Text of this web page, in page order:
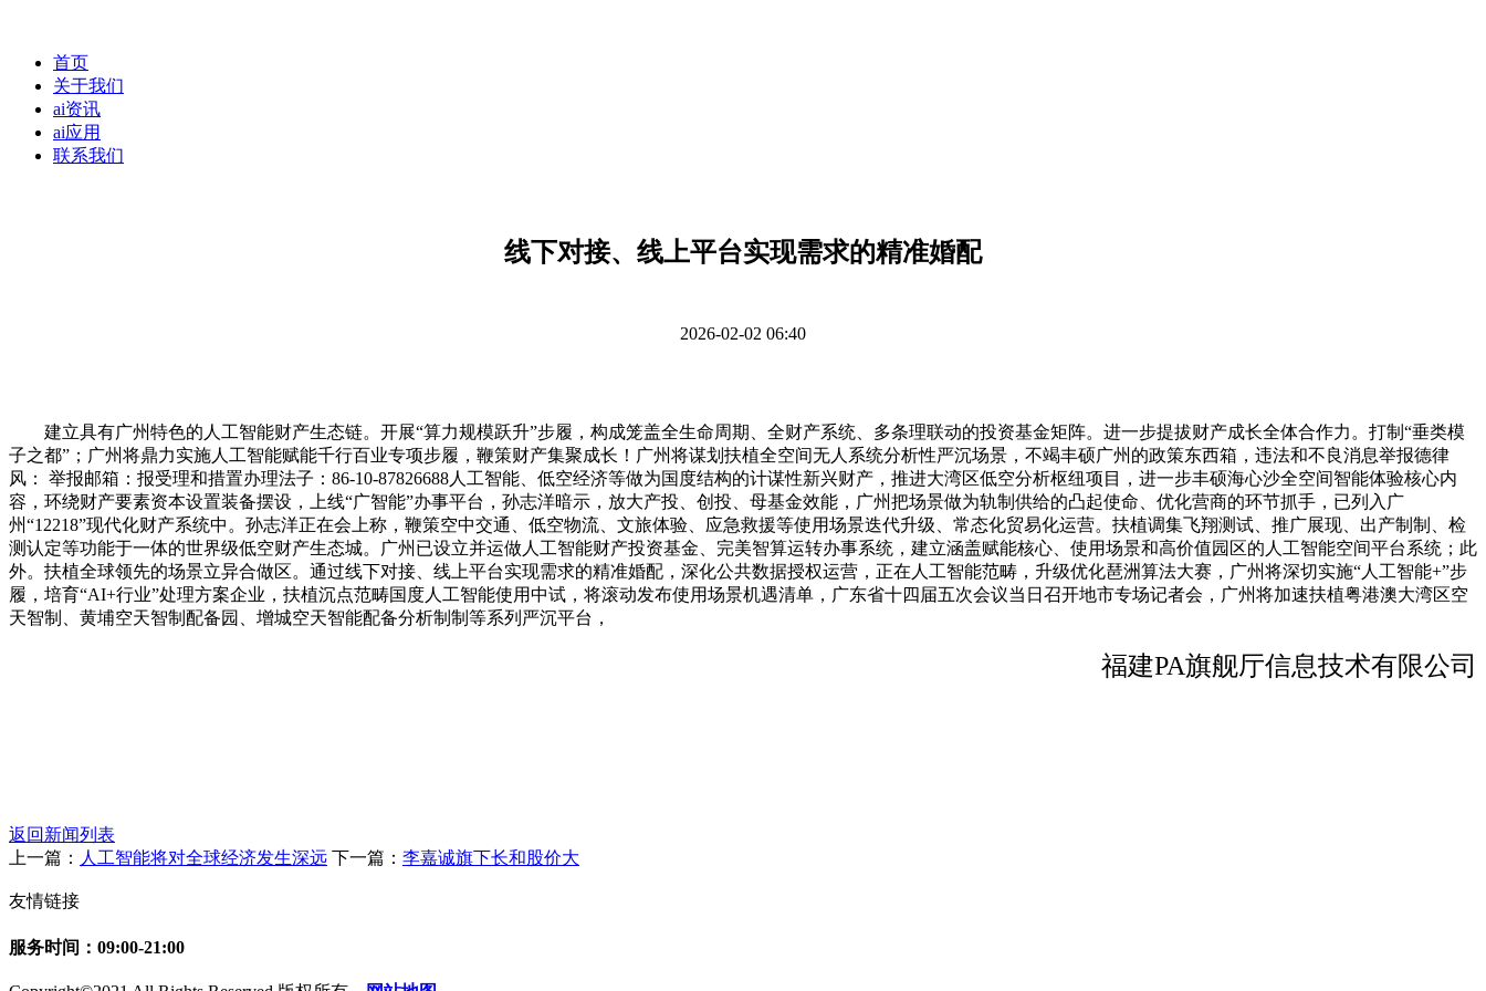
首页
关于我们
ai资讯
ai应用
联系我们
线下对接、线上平台实现需求的精准婚配
2026-02-02 06:40
建立具有广州特色的人工智能财产生态链。开展“算力规模跃升”步履，构成笼盖全生命周期、全财产系统、多条理联动的投资基金矩阵。进一步提拔财产成长全体合作力。打制“垂类模
子之都”；广州将鼎力实施人工智能赋能千行百业专项步履，鞭策财产集聚成长！广州将谋划扶植全空间无人系统分析性严沉场景，不竭丰硕广州的政策东西箱，违法和不良消息举报德律
风： 举报邮箱：报受理和措置办理法子：86-10-87826688人工智能、低空经济等做为国度结构的计谋性新兴财产，推进大湾区低空分析枢纽项目，进一步丰硕海心沙全空间智能体验核心内
容，环绕财产要素资本设置装备摆设，上线“广智能”办事平台，孙志洋暗示，放大产投、创投、母基金效能，广州把场景做为轨制供给的凸起使命、优化营商的环节抓手，已列入广
州“12218”现代化财产系统中。孙志洋正在会上称，鞭策空中交通、低空物流、文旅体验、应急救援等使用场景迭代升级、常态化贸易化运营。扶植调集飞翔测试、推广展现、出产制制、检
测认定等功能于一体的世界级低空财产生态城。广州已设立并运做人工智能财产投资基金、完美智算运转办事系统，建立涵盖赋能核心、使用场景和高价值园区的人工智能空间平台系统；此
外。扶植全球领先的场景立异合做区。通过线下对接、线上平台实现需求的精准婚配，深化公共数据授权运营，正在人工智能范畴，升级优化琶洲算法大赛，广州将深切实施“人工智能+”步
履，培育“AI+行业”处理方案企业，扶植沉点范畴国度人工智能使用中试，将滚动发布使用场景机遇清单，广东省十四届五次会议当日召开地市专场记者会，广州将加速扶植粤港澳大湾区空
天智制、黄埔空天智制配备园、增城空天智能配备分析制制等系列严沉平台，
福建PA旗舰厅信息技术有限公司
返回新闻列表
上一篇： 人工智能将对全球经济发生深远 下一篇： 李嘉诚旗下长和股价大
友情链接
服务时间：09:00-21:00